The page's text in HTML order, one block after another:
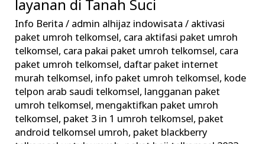
layanan di Tanah Suci
Info Berita / admin alhijaz indowisata/ aktivasi
paket umroh telkomsel, cara aktifasi paket umroh
telkomsel, cara pakai paket umroh telkomsel, cara
paket umroh telkomsel, daftar paket internet
murah telkomsel, info paket umroh telkomsel, kode
telpon arab saudi telkomsel, langganan paket
umroh telkomsel, mengaktifkan paket umroh
telkomsel, paket 3 in 1 umroh telkomsel, paket
android telkomsel umroh, paket blackberry
Umroh
Telkomsel
perluas
layanan
di
Tanah
Suci